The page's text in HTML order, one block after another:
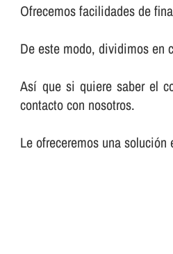
Ofrecemos facilidades de
De este modo, dividimos en
Así­ que si quiere saber el
contacto con nosotros.
Le ofreceremos una